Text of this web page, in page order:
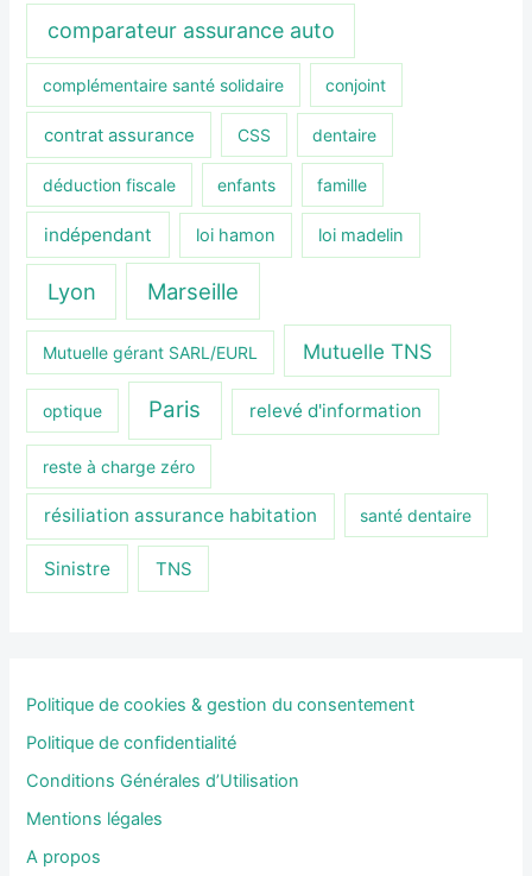
comparateur assurance auto
complémentaire santé solidaire conjoint
contrat assurance CSS dentaire
déduction fiscale enfants famille
indépendant loi hamon loi madelin
Lyon Marseille
Mutuelle gérant SARL/EURL Mutuelle TNS
optique Paris relevé d'information
reste à charge zéro
résiliation assurance habitation santé dentaire
Sinistre TNS
Politique de cookies & gestion du consentement
Politique de confidentialité
Conditions Générales d’Utilisation
Mentions légales
A propos